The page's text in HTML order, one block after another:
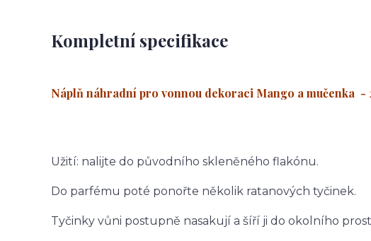
Kompletní specifikace
Náplň náhradní pro vonnou dekoraci Mango a mučenka -
Užití: nalijte do původního skleněného flakónu.
Do parfému poté ponořte několik ratanových tyčinek.
Tyčinky vůni postupně nasakují a šíří ji do okolního